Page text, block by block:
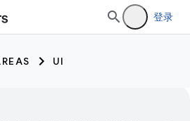
登录
UI